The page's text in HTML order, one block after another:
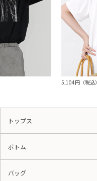
5,104円（税込）
トップス
ボトム
バッグ